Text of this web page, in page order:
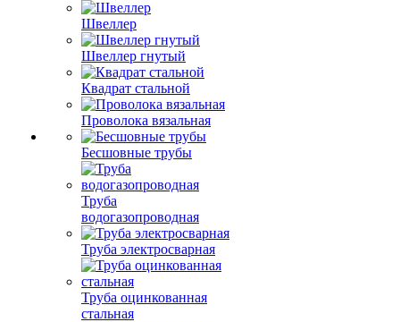
Швеллер
Швеллер гнутый
Квадрат стальной
Проволока вязальная
Бесшовные трубы
Труба
водогазопроводная
Труба электросварная
Труба оцинкованная
стальная